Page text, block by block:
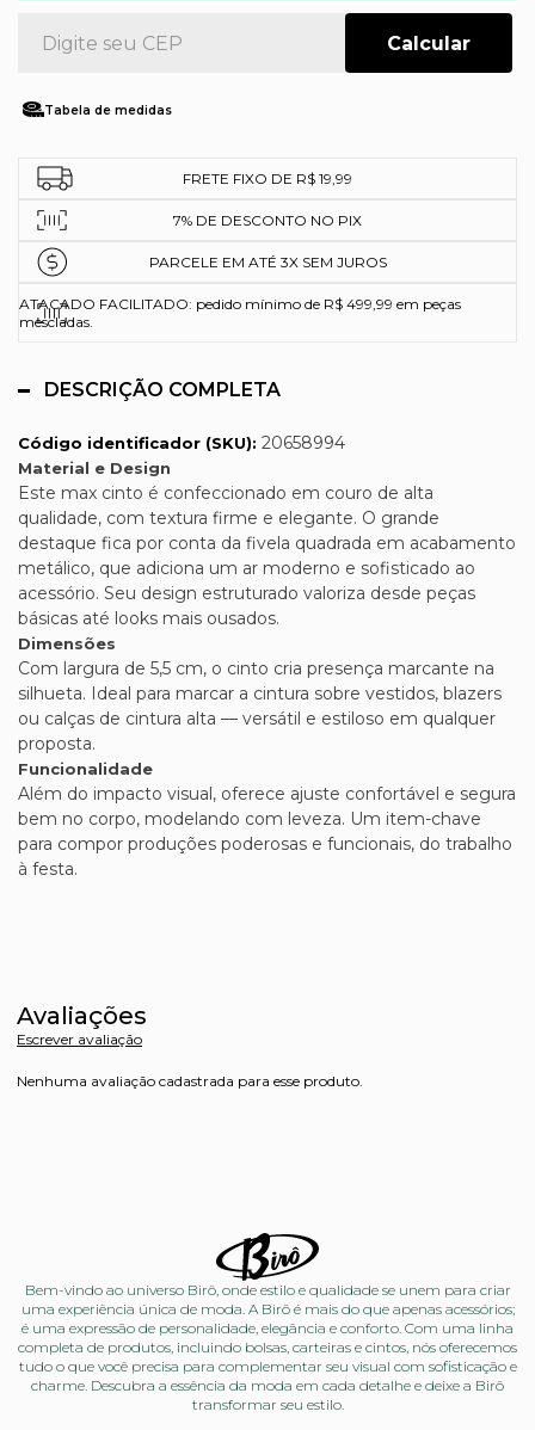
Tabela de medidas
FRETE FIXO DE R$ 19,99
7% DE DESCONTO NO PIX
PARCELE EM ATÉ 3X SEM JUROS
ATACADO FACILITADO: pedido mínimo de R$ 499,99 em peças
mescladas.
DESCRIÇÃO COMPLETA
Código identificador (SKU): 20658994
Material e Design
Este max cinto é confeccionado em couro de alta
qualidade, com textura firme e elegante. O grande
destaque fica por conta da fivela quadrada em acabamento
metálico, que adiciona um ar moderno e sofisticado ao
acessório. Seu design estruturado valoriza desde peças
básicas até looks mais ousados.
Dimensões
Com largura de 5,5 cm, o cinto cria presença marcante na
silhueta. Ideal para marcar a cintura sobre vestidos, blazers
ou calças de cintura alta — versátil e estiloso em qualquer
proposta.
Funcionalidade
Além do impacto visual, oferece ajuste confortável e segura
bem no corpo, modelando com leveza. Um item-chave
para compor produções poderosas e funcionais, do trabalho
à festa.
Avaliações
Escrever avaliação
Nenhuma avaliação cadastrada para esse produto.
Bem-vindo ao universo Birô, onde estilo e qualidade se unem para criar
uma experiência única de moda. A Birô é mais do que apenas acessórios;
é uma expressão de personalidade, elegância e conforto. Com uma linha
completa de produtos, incluindo bolsas, carteiras e cintos, nós oferecemos
tudo o que você precisa para complementar seu visual com sofisticação e
charme. Descubra a essência da moda em cada detalhe e deixe a Birô
transformar seu estilo.